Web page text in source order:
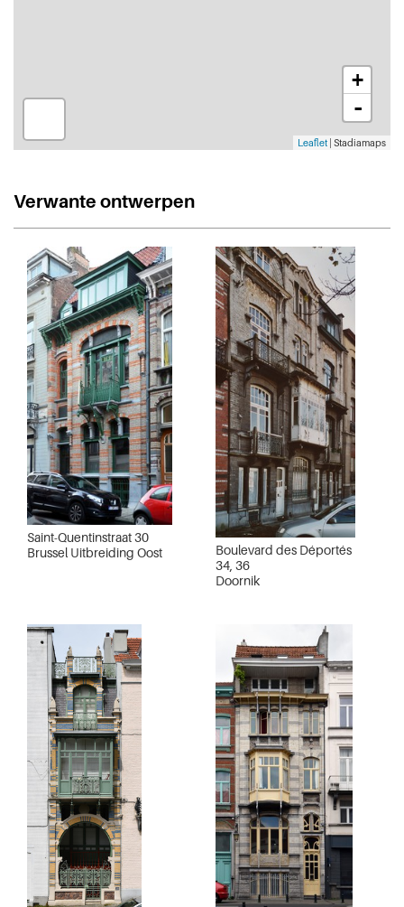
+
-
Leaflet | Stadiamaps
Verwante ontwerpen
Saint-Quentinstraat 30
Brussel Uitbreiding Oost
Boulevard des Déportés
34, 36
Doornik